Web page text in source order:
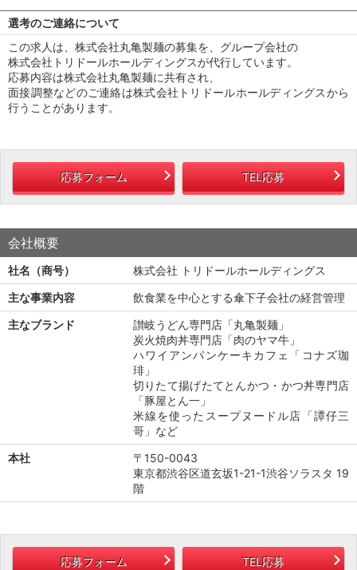
選考のご連絡について
この求人は、株式会社丸亀製麺の募集を、グループ会社の
株式会社トリドールホールディングスが代行しています。
応募内容は株式会社丸亀製麺に共有され、
面接調整などのご連絡は株式会社トリドールホールディングスから
行うことがあります。
応募フォーム TEL応募
会社概要
社名（商号）
株式会社 トリドールホールディングス
主な事業内容
飲食業を中心とする傘下子会社の経営管理
主なブランド
讃岐うどん専門店「丸亀製麺」
炭火焼肉丼専門店「肉のヤマ牛」
ハワイアンパンケーキカフェ「コナズ珈
琲」
切りたて揚げたてとんかつ・かつ丼専門店
「豚屋とん一」
米線を使ったスープヌードル店「譚仔三
哥」など
本社
〒150-0043
東京都渋谷区道玄坂1-21-1渋谷ソラスタ 19
階
応募フォーム TEL応募